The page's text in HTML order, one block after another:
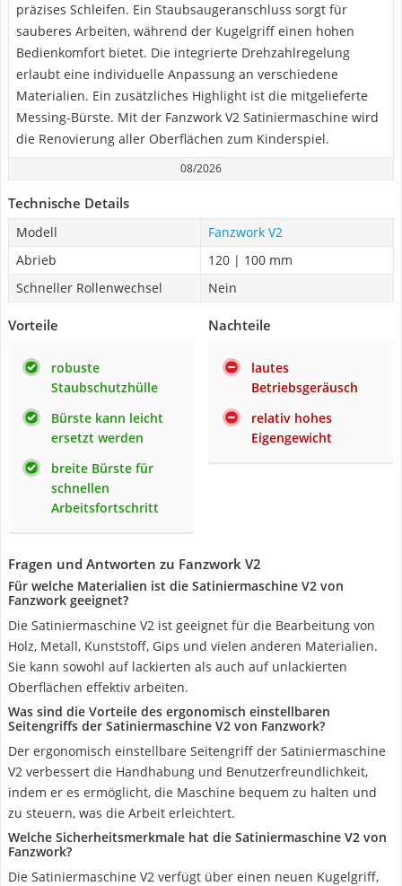
präzises Schleifen. Ein Staubsaugeranschluss sorgt für
sauberes Arbeiten, während der Kugelgriff einen hohen
Bedienkomfort bietet. Die integrierte Drehzahlregelung
erlaubt eine individuelle Anpassung an verschiedene
Materialien. Ein zusätzliches Highlight ist die mitgelieferte
Messing-Bürste. Mit der Fanzwork V2 Satiniermaschine wird
die Renovierung aller Oberflächen zum Kinderspiel.
08/2026
Technische Details
Modell
Fanzwork V2
Abrieb
120 | 100 mm
Schneller Rollenwechsel
Nein
Vorteile
robuste
Staubschutzhülle
Bürste kann leicht
ersetzt werden
breite Bürste für
schnellen
Arbeitsfortschritt
Nachteile
lautes
Betriebsgeräusch
relativ hohes
Eigengewicht
Fragen und Antworten zu Fanzwork V2
Für welche Materialien ist die Satiniermaschine V2 von
Fanzwork geeignet?
Die Satiniermaschine V2 ist geeignet für die Bearbeitung von
Holz, Metall, Kunststoff, Gips und vielen anderen Materialien.
Sie kann sowohl auf lackierten als auch auf unlackierten
Oberflächen effektiv arbeiten.
Was sind die Vorteile des ergonomisch einstellbaren
Seitengriffs der Satiniermaschine V2 von Fanzwork?
Der ergonomisch einstellbare Seitengriff der Satiniermaschine
V2 verbessert die Handhabung und Benutzerfreundlichkeit,
indem er es ermöglicht, die Maschine bequem zu halten und
zu steuern, was die Arbeit erleichtert.
Welche Sicherheitsmerkmale hat die Satiniermaschine V2 von
Fanzwork?
Die Satiniermaschine V2 verfügt über einen neuen Kugelgriff,